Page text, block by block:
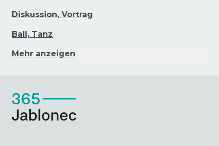
Diskussion, Vortrag
Ball, Tanz
Mehr anzeigen